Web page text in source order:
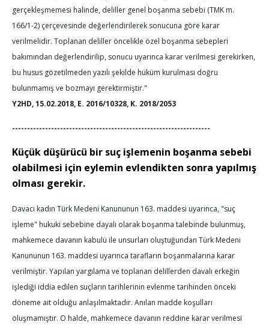
gerçekleşmemesi halinde, deliller genel boşanma sebebi (TMK m.
166/1-2) çerçevesinde değerlendirilerek sonucuna göre karar
verilmelidir. Toplanan deliller öncelikle özel boşanma sebepleri
bakımından değerlendirilip, sonucu uyarınca karar verilmesi gerekirken,
bu husus gözetilmeden yazılı şekilde hüküm kurulması doğru
bulunmamış ve bozmayı gerektirmiştir."
Y2HD, 15.02.2018, E. 2016/10328, K. 2018/2053
------------------------------------------------------------------
Küçük düşürücü bir suç işlemenin boşanma sebebi
olabilmesi için eylemin evlendikten sonra yapılmış
olması gerekir.
Davacı kadın Türk Medeni Kanununun 163. maddesi uyarınca, "suç
işleme" hukuki sebebine dayalı olarak boşanma talebinde bulunmuş,
mahkemece davanın kabulü ile unsurları oluştuğundan Türk Medeni
Kanununun 163. maddesi uyarınca tarafların boşanmalarına karar
verilmiştir. Yapılan yargılama ve toplanan delillerden davalı erkeğin
işlediği iddia edilen suçların tarihlerinin evlenme tarihinden önceki
döneme ait olduğu anlaşılmaktadır. Anılan madde koşulları
oluşmamıştır. O halde, mahkemece davanın reddine karar verilmesi